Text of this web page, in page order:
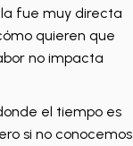
fue muy directa
quieren que
no impacta
el tiempo es
si no conocemos